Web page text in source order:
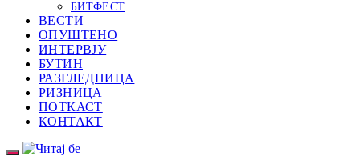
БИТФЕСТ
ВЕСТИ
ОПУШТЕНО
ИНТЕРВЈУ
БУТИН
РАЗГЛЕДНИЦА
РИЗНИЦА
ПОТКАСТ
КОНТАКТ